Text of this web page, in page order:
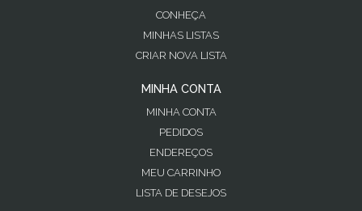
CONHEÇA
MINHAS LISTAS
CRIAR NOVA LISTA
MINHA CONTA
MINHA CONTA
PEDIDOS
ENDEREÇOS
MEU CARRINHO
LISTA DE DESEJOS